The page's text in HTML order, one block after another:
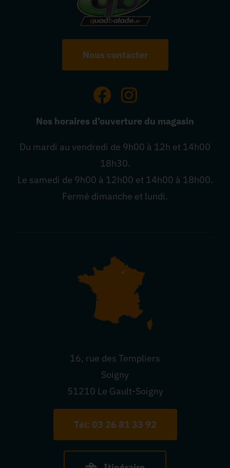
Nous contacter
Nos horaires d’ouverture du magasin
Du mardi au vendredi de 9h00 à 12h et 14h00
18h30.
Le samedi de 9h00 à 12h00 et 14h00 à 18h00.
Fermé dimanche et lundi.
16, rue des Templiers
Soigny
51210 Le Gault-Soigny
Tél: 03 26 81 33 92